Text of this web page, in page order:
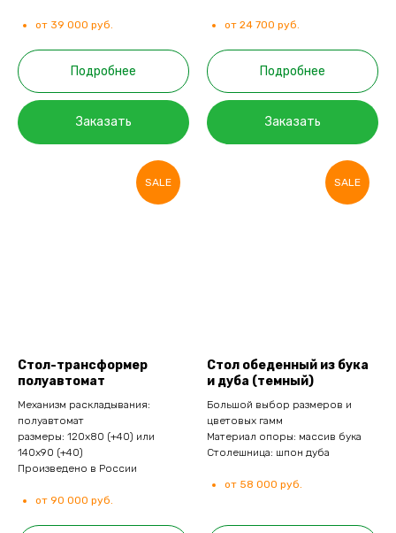
от 39 000 руб.
Подробнее
Заказать
от 24 700 руб.
Подробнее
Заказать
SALE
Стол-трансформер
полуавтомат
Механизм раскладывания:
полуавтомат
размеры: 120х80 (+40) или
140х90 (+40)
Произведено в России
от 90 000 руб.
SALE
Стол обеденный из бука
и дуба (темный)
Большой выбор размеров и
цветовых гамм
Материал опоры: массив бука
Столешница: шпон дуба
от 58 000 руб.